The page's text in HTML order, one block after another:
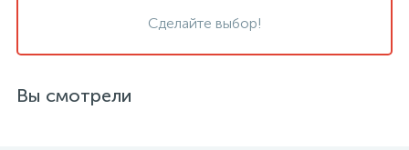
Сделайте выбор!
Вы смотрели